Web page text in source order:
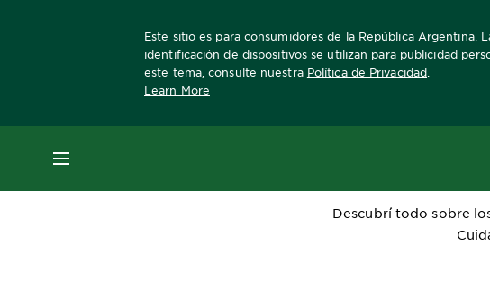
Este sitio es para consumidores de la República Argentina.
identificación de dispositivos se utilizan para publicidad
este tema, consulte nuestra Política de Privacidad
Learn More
MENÚ
Home Cuidado del Cabello
Descubrí todo sobre